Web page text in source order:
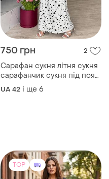
750 грн 2
Сарафан сукня літня сукня
сарафанчик сукня під пояс
сарафан літній довга сукня
платье в пол сарафан
UA 42 і ще 6
TOP